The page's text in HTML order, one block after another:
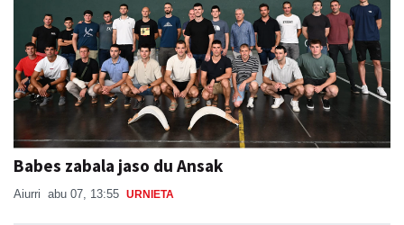
Babes zabala jaso du Ansak
Aiurri abu 07, 13:55 URNIETA